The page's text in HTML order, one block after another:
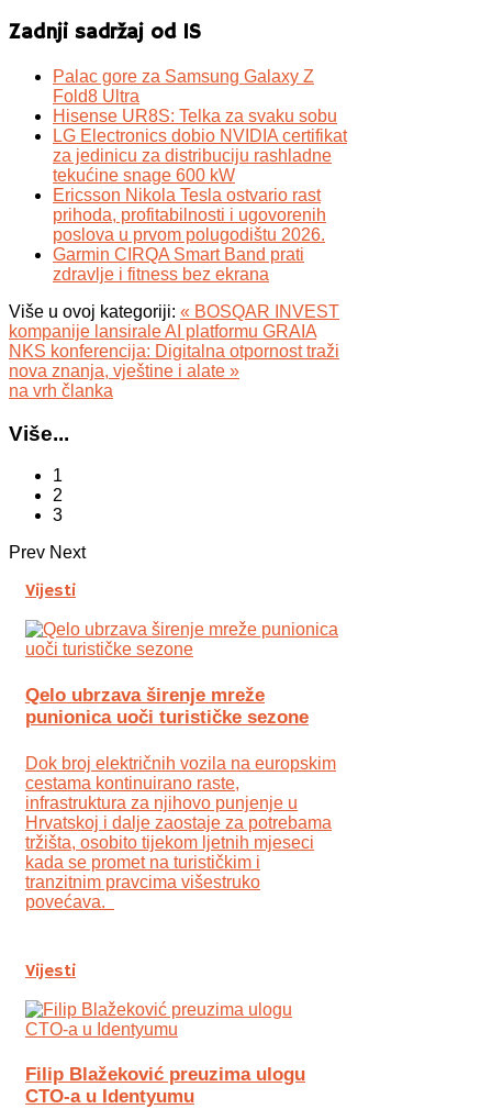
Zadnji sadržaj od IS
Palac gore za Samsung Galaxy Z
Fold8 Ultra
Hisense UR8S: Telka za svaku sobu
LG Electronics dobio NVIDIA certifikat
za jedinicu za distribuciju rashladne
tekućine snage 600 kW
Ericsson Nikola Tesla ostvario rast
prihoda, profitabilnosti i ugovorenih
poslova u prvom polugodištu 2026.
Garmin CIRQA Smart Band prati
zdravlje i fitness bez ekrana
Više u ovoj kategoriji: « BOSQAR INVEST
kompanije lansirale AI platformu GRAIA
NKS konferencija: Digitalna otpornost traži
nova znanja, vještine i alate »
na vrh članka
Više...
1
2
3
Prev Next
Vijesti
Qelo ubrzava širenje mreže
punionica uoči turističke sezone
Dok broj električnih vozila na europskim
cestama kontinuirano raste,
infrastruktura za njihovo punjenje u
Hrvatskoj i dalje zaostaje za potrebama
tržišta, osobito tijekom ljetnih mjeseci
kada se promet na turističkim i
tranzitnim pravcima višestruko
povećava.
Vijesti
Filip Blažeković preuzima ulogu
CTO-a u Identyumu